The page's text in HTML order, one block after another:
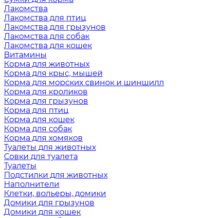
Лакомства
Лакомства для птиц
Лакомства для грызунов
Лакомства для собак
Лакомства для кошек
Витамины
Корма для животных
Корма для крыс, мышей
Корма для морских свинок и шиншилл
Корма для кроликов
Корма для грызунов
Корма для птиц
Корма для кошек
Корма для собак
Корма для хомяков
Туалеты для животных
Совки для туалета
Туалеты
Подстилки для животных
Наполнители
Клетки, вольеры, домики
Домики для грызунов
Домики для кошек